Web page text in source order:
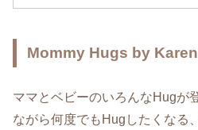
Mommy Hugs by
ママとベビーのいろんなHugが
ながら何度でもHugしたくなる